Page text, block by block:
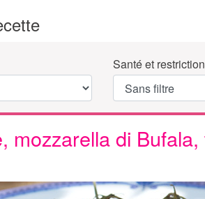
Santé et
mozzarella di